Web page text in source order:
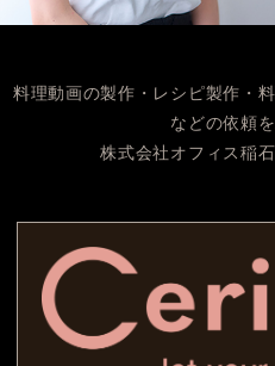
料理動画の製作・レシピ製作・
などの依頼
株式会社オフィス稲